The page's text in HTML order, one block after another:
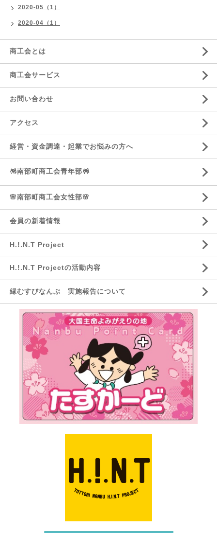
2020-05（1）
2020-04（1）
商工会とは
商工会サービス
お問い合わせ
アクセス
経営・資金調達・起業でお悩みの方へ
🪅南部町商工会青年部🪅
🌸南部町商工会女性部🌸
会員の新着情報
H.!.N.T Project
H.!.N.T Projectの活動内容
縁むすびなんぶ 実施報告について